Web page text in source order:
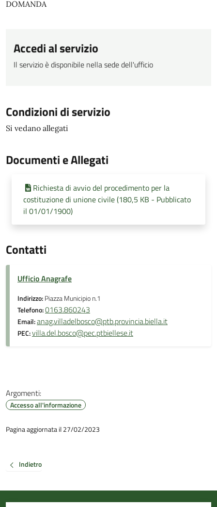
DOMANDA
Accedi al servizio
Il servizio è disponibile nella sede dell'ufficio
Condizioni di servizio
Si vedano allegati
Documenti e Allegati
Richiesta di avvio del procedimento per la
costituzione di unione civile (180,5 KB - Pubblicato
il 01/01/1900)
Contatti
Ufficio Anagrafe
Indirizzo:Piazza Municipio n.1
Telefono:0163.860243
Email:anag.villadelbosco@ptb.provincia.biella.it
PEC:villa.del.bosco@pec.ptbiellese.it
Argomenti:
Accesso all'informazione
Pagina aggiornata il 27/02/2023
Indietro